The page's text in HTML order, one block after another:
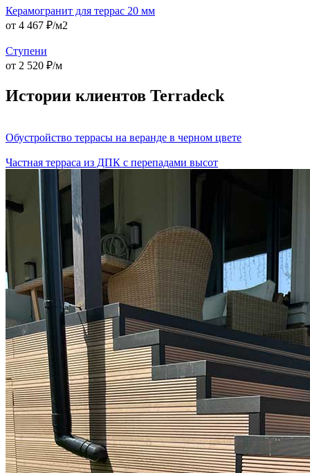
Керамогранит для террас 20 мм
от 4 467 ₽/м2
Ступени
от 2 520 ₽/м
Истории клиентов Terradeck
Обустройство террасы на веранде в черном цвете
Частная терраса из ДПК с перепадами высот